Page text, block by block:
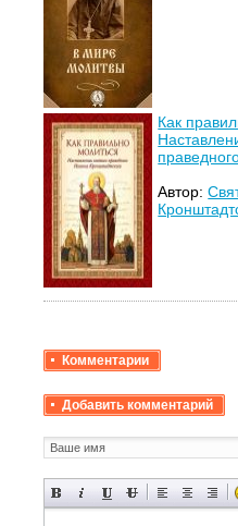
Как
Автор:
Комментарии
Добавить комментарий